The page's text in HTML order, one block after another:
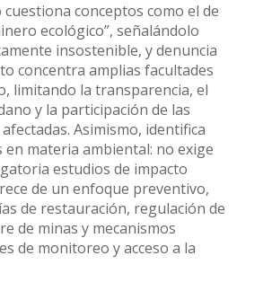
cuestiona conceptos como el de
ecológico”, señalándolo
insostenible, y denuncia
concentra amplias facultades
limitando la transparencia, el
y la participación de las
Asimismo, identifica
en materia ambiental: no exige
estudios de impacto
de un enfoque preventivo,
de restauración, regulación de
de minas y mecanismos
de monitoreo y acceso a la